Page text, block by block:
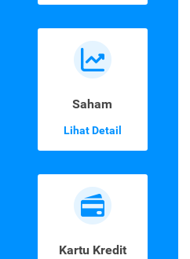
Saham
Lihat Detail
Kartu Kredit